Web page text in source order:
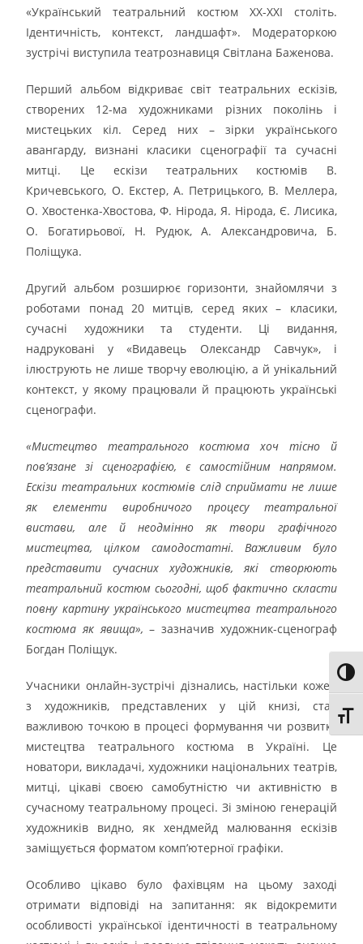
«Український театральний костюм XX-XXI століть.
Ідентичність, контекст, ландшафт». Модераторкою
зустрічі виступила театрознавиця Світлана Баженова.
Перший альбом відкриває світ театральних ескізів,
створених 12-ма художниками різних поколінь і
мистецьких кіл. Серед них – зірки українського
авангарду, визнані класики сценографії та сучасні
митці. Це ескізи театральних костюмів В.
Кричевського, О. Екстер, А. Петрицького, В. Меллера,
О. Хвостенка-Хвостова, Ф. Нірода, Я. Нірода, Є. Лисика,
О. Богатирьової, Н. Рудюк, А. Александровича, Б.
Поліщука.
Другий альбом розширює горизонти, знайомлячи з
роботами понад 20 митців, серед яких – класики,
сучасні художники та студенти. Ці видання,
надруковані у «Видавець Олександр Савчук», і
ілюструють не лише творчу еволюцію, а й унікальний
контекст, у якому працювали й працюють українські
сценографи.
«Мистецтво театрального костюма хоч тісно й
пов’язане зі сценографією, є самостійним напрямом.
Ескізи театральних костюмів слід сприймати не лише
як елементи виробничого процесу театральної
вистави, але й неодмінно як твори графічного
мистецтва, цілком самодостатні. Важливим було
представити сучасних художників, які створюють
театральний костюм сьогодні, щоб фактично скласти
повну картину українського мистецтва театрального
костюма як явища», – зазначив художник-сценограф
Богдан Поліщук.
Учасники онлайн-зустрічі дізнались, настільки кожен
з художників, представлених у цій книзі, став
важливою точкою в процесі формування чи розвитку
мистецтва театрального костюма в Україні. Це
новатори, викладачі, художники національних театрів,
митці, цікаві своєю самобутністю чи активністю в
сучасному театральному процесі. Зі зміною генерацій
художників видно, як хендмейд малювання ескізів
заміщується форматом комп’ютерної графіки.
Особливо цікаво було фахівцям на цьому заході
отримати відповіді на запитання: як відокремити
особливості української ідентичності в театральному